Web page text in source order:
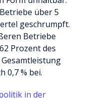
über 5
geschrumpft.
Betriebe
Prozent des
0,7 % bei.
in der